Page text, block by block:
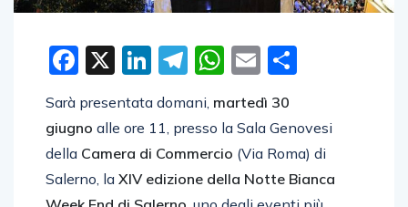
Facebook
X LinkedIn
Telegram
WhatsApp
Email
Sarà presentata domani, martedì 30
giugno alle ore 11, presso la Sala Genovesi
della Camera di Commercio (Via Roma) di
Salerno, la XIV edizione della Notte Bianca